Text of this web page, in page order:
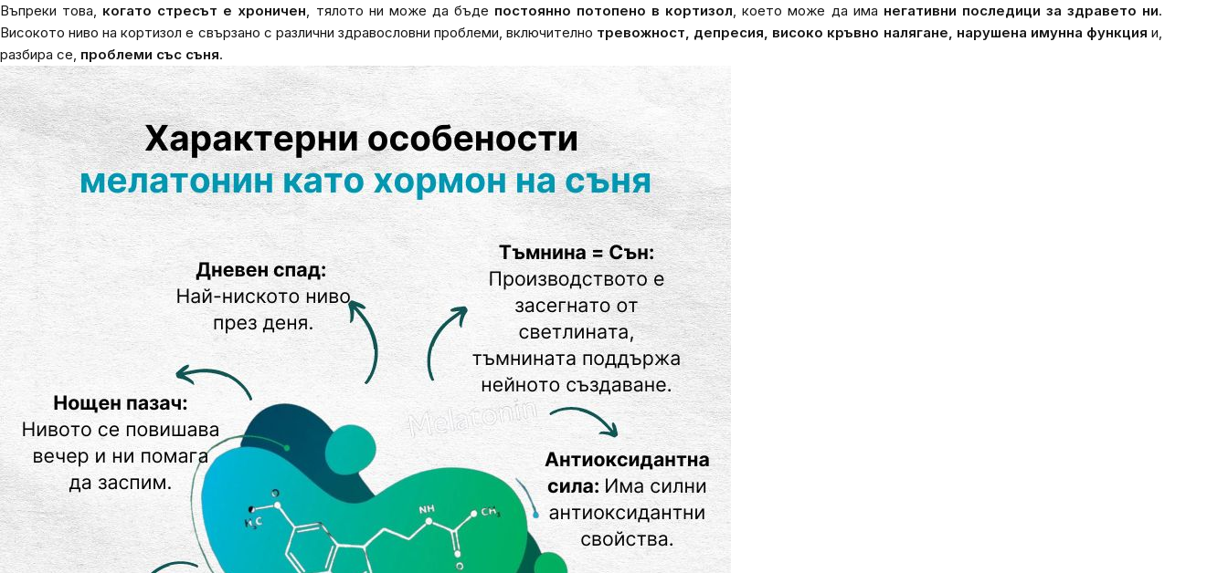
Въпреки това, когато стресът е хроничен , тялото ни може да бъде постоянно потопено в кортизол , което може да има негативни последици за здравето ни.
Високото ниво на кортизол е свързано с различни здравословни проблеми, включително тревожност, депресия, високо кръвно налягане, нарушена имунна функция и,
разбира се, проблеми със съня.